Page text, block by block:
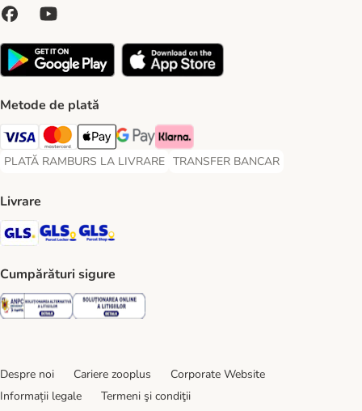
Metode de plată
Visa Payment Method
Master Card Payment Method
Apple Pay Payment Method
Google Pay Payment Method
Klarna Payment Method
PLATĂ RAMBURS LA LIVRARE
PLATĂ RAMBURS LA LIVRARE Payment Method
TRANSFER BANCAR
TRANSFER BANCAR Payment
Livrare
GLS Shipping Method
GLS Locker Shipping Method
Cumpărături sigure
Security Security
Despre noi Cariere zooplus
Corporate Website
Informații legale
Termeni şi condiţii